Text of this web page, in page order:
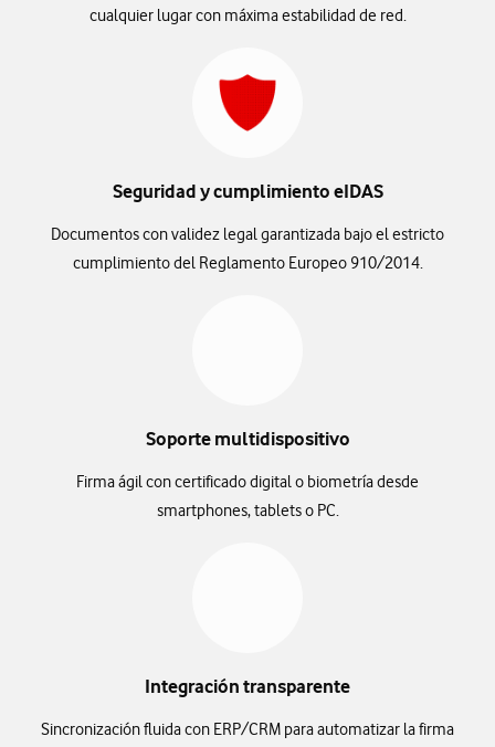
cualquier lugar con máxima estabilidad de red.
Seguridad y cumplimiento eIDAS
Documentos con validez legal garantizada bajo el estricto
cumplimiento del Reglamento Europeo 910/2014.
Soporte multidispositivo
Firma ágil con certificado digital o biometría desde
smartphones, tablets o PC.
Integración transparente
Sincronización fluida con ERP/CRM para automatizar la firma